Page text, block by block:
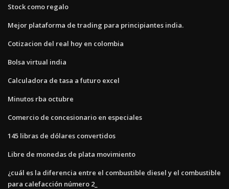
Stock como regalo
Mejor plataforma de trading para principiantes india.
Cotizacion del real hoy en colombia
Bolsa virtual india
Calculadora de tasa a futuro excel
Minutos rba octubre
Comercio de concesionario en especiales
145 libras de dólares convertidos
Libre de monedas de plata movimiento
¿cuál es la diferencia entre el combustible diesel y el combustible
para calefacción número 2_